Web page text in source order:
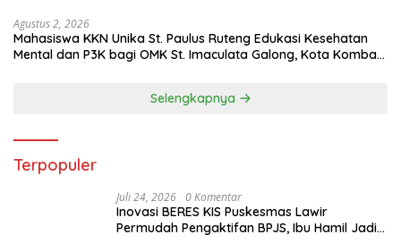
Agustus 2, 2026
Mahasiswa KKN Unika St. Paulus Ruteng Edukasi Kesehatan
Mental dan P3K bagi OMK St. Imaculata Galong, Kota Komba
Selengkapnya
Terpopuler
Juli 24, 2026 0 Komentar
Inovasi BERES KIS Puskesmas Lawir
Permudah Pengaktifan BPJS, Ibu Hamil Jadi